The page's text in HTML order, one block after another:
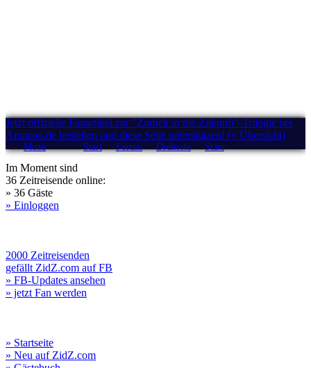
Jetzt offizielle Fanartikel zur "Zurück in die Zukunft"-Trilogie bei
Amazon.de bestellen und diese Seite unterstützen! (» Übersicht)
Menü Start Forum Drehorte Stars
Im Moment sind
36 Zeitreisende online:
» 36 Gäste
» Einloggen
2000 Zeitreisenden
gefällt ZidZ.com auf FB
» FB-Updates ansehen
» jetzt Fan werden
» Startseite
» Neu auf ZidZ.com